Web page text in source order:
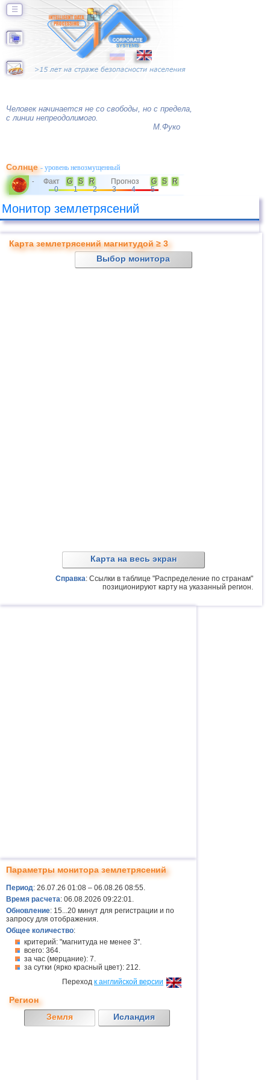
☰
Человек начинается не со свободы, но с предела,
с линии непреодолимого.
М.Фуко
Солнце- уровень невозмущенный
- Факт G S R Прогноз G S
R
0
1 2 3 4 5
Монитор землетрясений
Карта землетрясений магнитудой ≥ 3
Выбор монитора
Карта на весь экран
Справка: Ссылки в таблице "Распределение по странам"
позиционируют карту на указанный регион.
Параметры монитора землетрясений
Период: 26.07.26 01:08 – 06.08.26 08:55.
Время расчета: 06.08.2026 09:22:01.
Обновление: 15...20 минут для регистрации и по
запросу для отображения.
Общее количество:
критерий: "магнитуда не менее 3".
всего: 364.
за час (мерцание): 7.
за сутки (ярко красный цвет): 212.
Переход к английской версии
Регион
Земля
Исландия